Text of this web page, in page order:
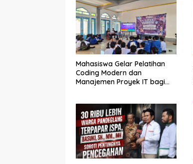
Mahasiswa Gelar Pelatihan
Coding Modern dan
Manajemen Proyek IT bagi